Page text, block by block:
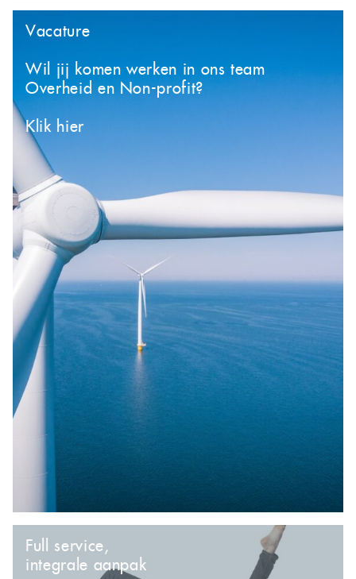
Vacature
Wil jij komen werken in ons team
Overheid en Non-profit?
Klik hier
Full service,
integrale aanpak